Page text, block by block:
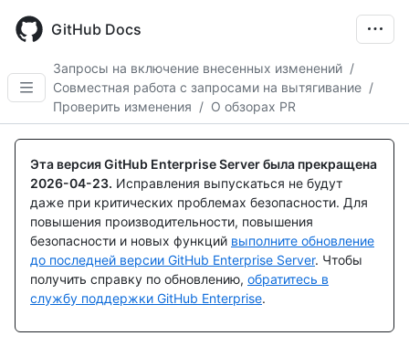
main
GitHub Docs
Запросы на включение внесенных изменений /
Совместная работа с запросами на вытягивание /
Проверить изменения / О обзорах PR
Эта версия GitHub Enterprise Server была прекращена
2026-04-23. Исправления выпускаться не будут
даже при критических проблемах безопасности. Для
повышения производительности, повышения
безопасности и новых функций выполните обновление
до последней версии GitHub Enterprise Server. Чтобы
получить справку по обновлению, обратитесь в
службу поддержки GitHub Enterprise.